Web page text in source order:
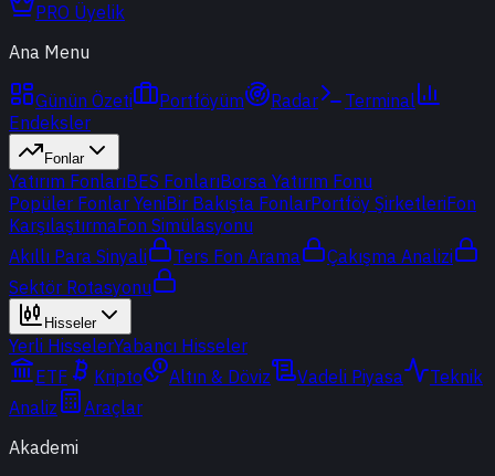
PRO Üyelik
Ana Menu
Günün Özeti Portföyüm Radar
Terminal
Endeksler
Fonlar
Yatırım FonlarıBES FonlarıBorsa Yatırım Fonu
Popüler Fonlar YeniBir Bakışta FonlarPortföy ŞirketleriFon
KarşılaştırmaFon Simülasyonu
Akıllı Para Sinyali
Ters Fon Arama
Çakışma Analizi
Sektör Rotasyonu
Hisseler
Yerli HisselerYabancı Hisseler
ETF
Kripto Altın & Döviz Vadeli Piyasa
Teknik
Analiz
Araçlar
Akademi